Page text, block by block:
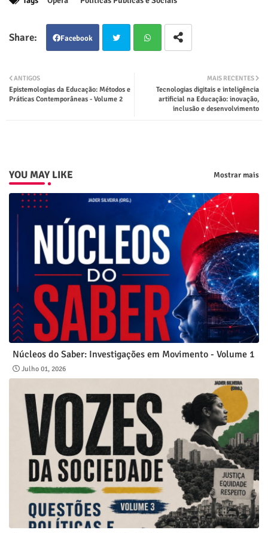
Facebook
ter
MAIS RECENTES
Tecnologias digitais e inteligência
artificial na Educação: inovação,
inclusão e desenvolvimento
ANTIGOS
Epistemologias da Educação: Métodos e
Práticas Contemporâneas - Volume 2
YOU MAY LIKE Mostrar mais
Núcleos do Saber: Investigações em Movimento - Volume 1
Julho 01, 2026